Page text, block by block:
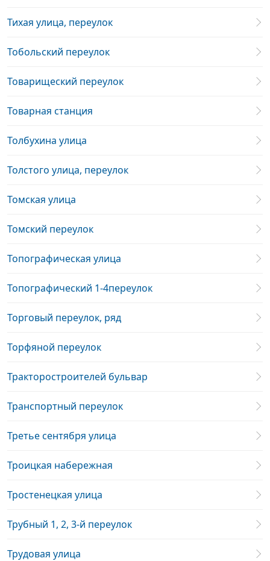
Тихая улица, переулок
Тобольский переулок
Товарищеский переулок
Товарная станция
Толбухина улица
Толстого улица, переулок
Томская улица
Томский переулок
Топографическая улица
Топографический 1-4переулок
Торговый переулок, ряд
Торфяной переулок
Тракторостроителей бульвар
Транспортный переулок
Третье сентября улица
Троицкая набережная
Тростенецкая улица
Трубный 1, 2, 3-й переулок
Трудовая улица